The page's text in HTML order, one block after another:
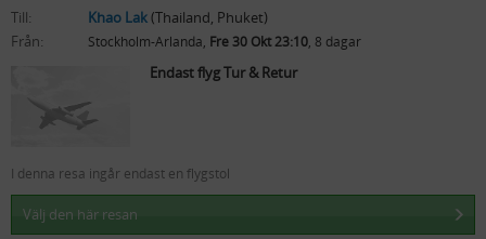
Till: Khao Lak(Thailand, Phuket)
Från:
Stockholm-Arlanda, Fre 30 Okt 23:10, 8 dagar
Endast flyg Tur & Retur
I denna resa ingår endast en flygstol
Välj den här resan